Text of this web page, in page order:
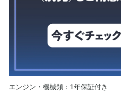
エンジン・機械類：1年保証付き